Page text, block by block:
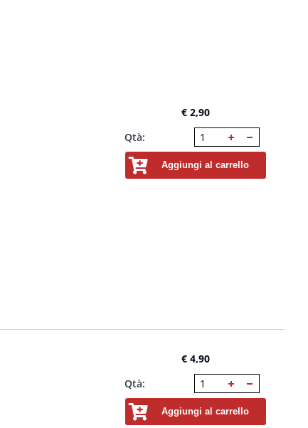
€ 2,90
Qtà:
Aggiungi al carrello
€ 4,90
Qtà:
Aggiungi al carrello